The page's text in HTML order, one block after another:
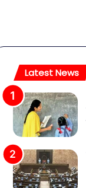
Latest News